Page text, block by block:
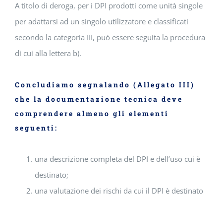
A titolo di deroga, per i DPI prodotti come unità singole
per adattarsi ad un singolo utilizzatore e classificati
secondo la categoria III, può essere seguita la procedura
di cui alla lettera b).
Concludiamo segnalando (Allegato III)
che la documentazione tecnica deve
comprendere almeno gli elementi
seguenti :
una descrizione completa del DPI e dell’uso cui è
destinato;
una valutazione dei rischi da cui il DPI è destinato